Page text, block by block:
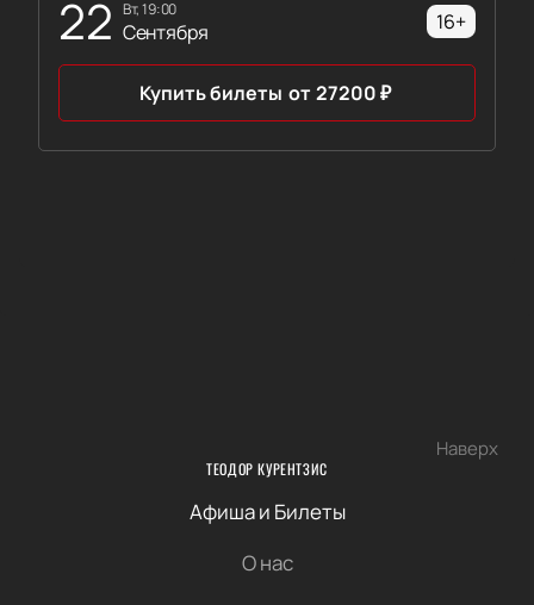
22 вт, 19:00
Сентября 16+
Купить билеты от 27200₽
Наверх
ТЕОДОР КУРЕНТЗИС
Афиша и Билеты
О нас